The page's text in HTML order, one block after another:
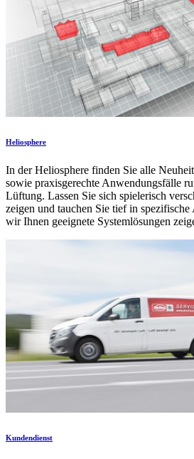
Heliosphere
In der Heliosphere finden Sie alle
sowie praxisgerechte Anwendungsfälle
Lüftung. Lassen Sie sich spielerisch
zeigen und tauchen Sie tief in
wir Ihnen geeignete Systemlösungen
Kundendienst